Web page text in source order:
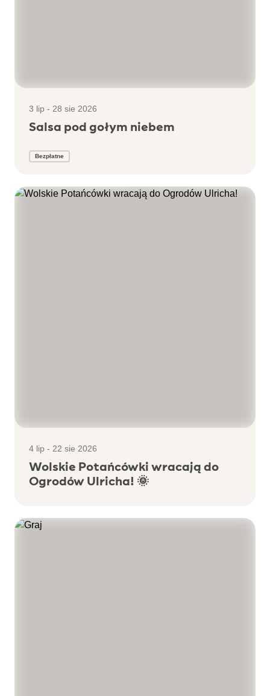
3 lip - 28 sie 2026
Salsa pod gołym niebem
Bezpłatne
4 lip - 22 sie 2026
Wolskie Potańcówki wracają do
Ogrodów Ulricha! 🌞